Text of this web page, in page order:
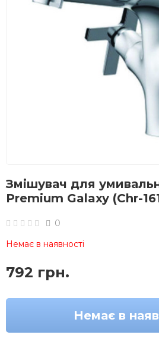
Змішувач для
Premium Galaxy (Chr-
0
Немає в наявності
792 грн.
Немає в